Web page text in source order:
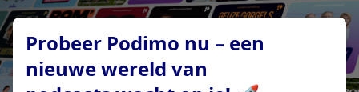
Probeer Podimo nu – een
nieuwe wereld van